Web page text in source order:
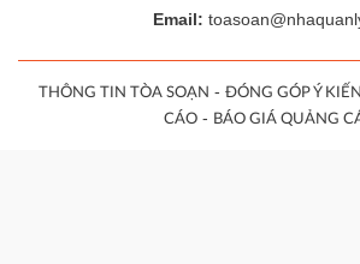
Email:
THÔNG TIN TÒA SOẠN - ĐÓNG GÓP Ý KIẾN
CÁO- BÁO GIÁ QUẢNG